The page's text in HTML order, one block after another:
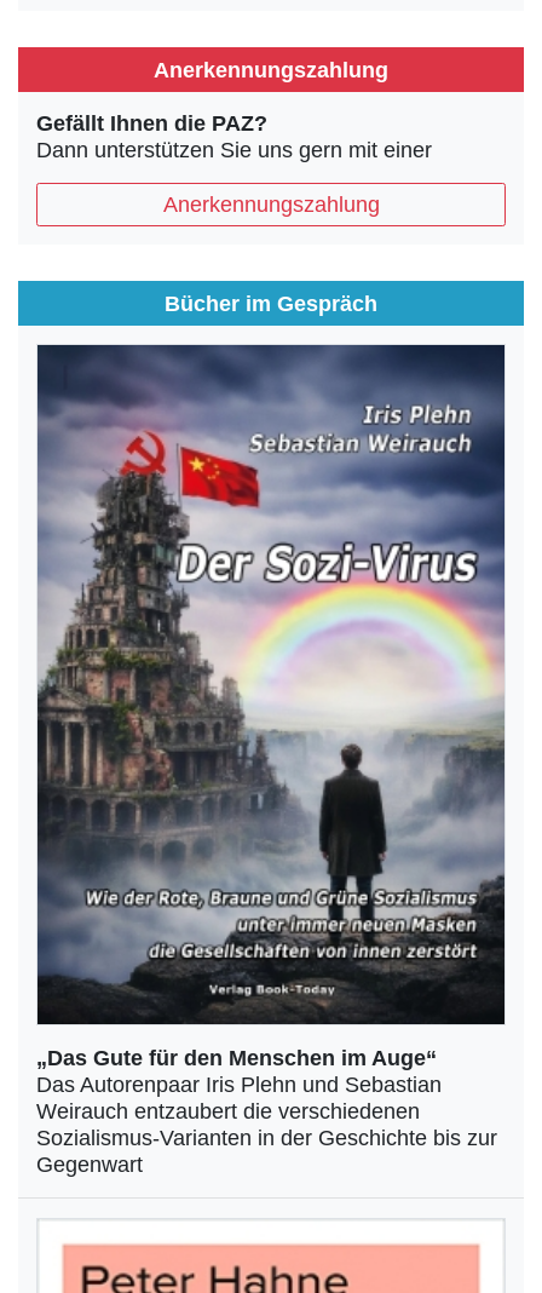
Anerkennungszahlung
Gefällt Ihnen die PAZ?
Dann unterstützen Sie uns gern mit einer
Anerkennungszahlung
Bücher im Gespräch
„Das Gute für den Menschen im Auge“
Das Autorenpaar Iris Plehn und Sebastian
Weirauch entzaubert die verschiedenen
Sozialismus-Varianten in der Geschichte bis zur
Gegenwart